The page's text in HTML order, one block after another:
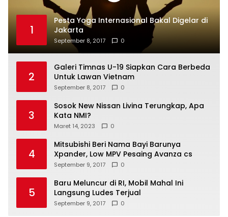
1
Pesta Yoga Internasional Bakal Digelar di
Jakarta
September 8, 2017 0
2
Galeri Timnas U-19 Siapkan Cara Berbeda
Untuk Lawan Vietnam
September 8, 2017 0
3
Sosok New Nissan Livina Terungkap, Apa
Kata NMI?
Maret 14, 2023 0
4
Mitsubishi Beri Nama Bayi Barunya
Xpander, Low MPV Pesaing Avanza cs
September 9, 2017 0
5
Baru Meluncur di RI, Mobil Mahal Ini
Langsung Ludes Terjual
September 9, 2017 0